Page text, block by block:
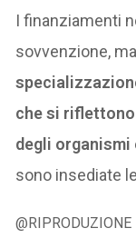
I finanziamenti
sovvenzione,
che si
degli organismi
sono insediate
@RIPRODUZIONE